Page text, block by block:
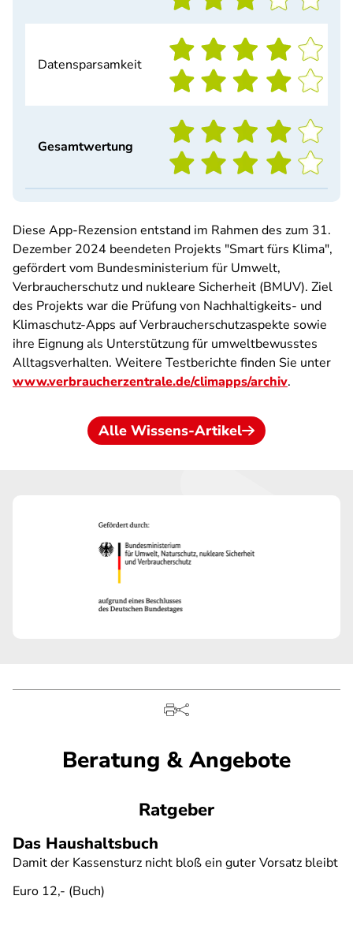
Datensparsamkeit
Gesamtwertung
Diese App-Rezension entstand im Rahmen des zum 31.
Dezember 2024 beendeten Projekts "Smart fürs Klima",
gefördert vom Bundesministerium für Umwelt,
Verbraucherschutz und nukleare Sicherheit (BMUV). Ziel
des Projekts war die Prüfung von Nachhaltigkeits- und
Klimaschutz-Apps auf Verbraucherschutzaspekte sowie
ihre Eignung als Unterstützung für umweltbewusstes
Alltagsverhalten. Weitere Testberichte finden Sie unter
www.verbraucherzentrale.de/climapps/archiv.
Alle Wissens-Artikel
Beratung & Angebote
Ratgeber
Das Haushaltsbuch
Damit der Kassensturz nicht bloß ein guter Vorsatz bleibt
Euro 12,- (Buch)